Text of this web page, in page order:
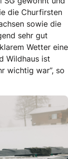
die Churfirsten
sowie die
sehr gut
Wetter eine
Wildhaus ist
wichtig war”, so